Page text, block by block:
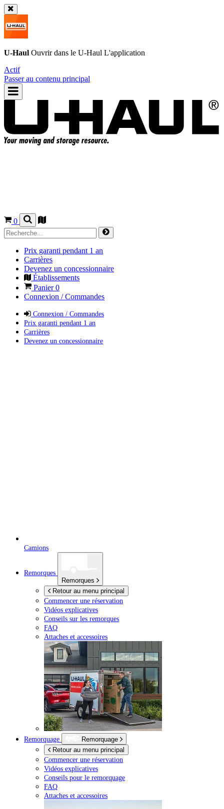
U-Haul Ouvrir dans le U-Haul L'application
Actif
Passer au contenu principal
0
Prix garanti pendant 1 an
Carrières
Devenez un concessionnaire
Établissements
Panier0
Connexion / Commandes
Connexion / Commandes
Prix garanti pendant 1 an
Carrières
Devenez un concessionnaire
Camions
Remorques
Remorques
Retour au menu principal
Commencer une réservation
Vidéos explicatives
Conseils sur les remorques
FAQ
Attaches et accessoires
Remorquage
Remorquage
Retour au menu principal
Commencer une réservation
Vidéos explicatives
Conseils pour le remorquage
FAQ
Attaches et accessoires